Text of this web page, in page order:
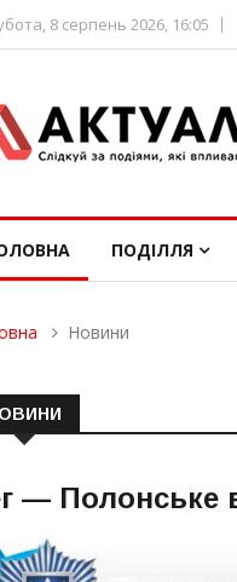
8 серпень 2026, 16:05
ПОДІЛЛЯ
Новини
— Полонське